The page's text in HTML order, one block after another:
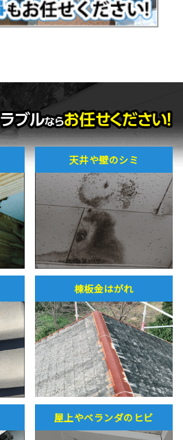
天井や壁のシミ
棟板金はがれ
屋上やベランダのヒビ